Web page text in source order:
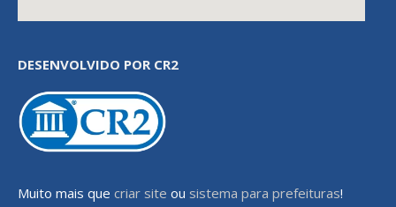
DESENVOLVIDO POR CR2
Muito mais que criar site ou sistema para prefeituras!